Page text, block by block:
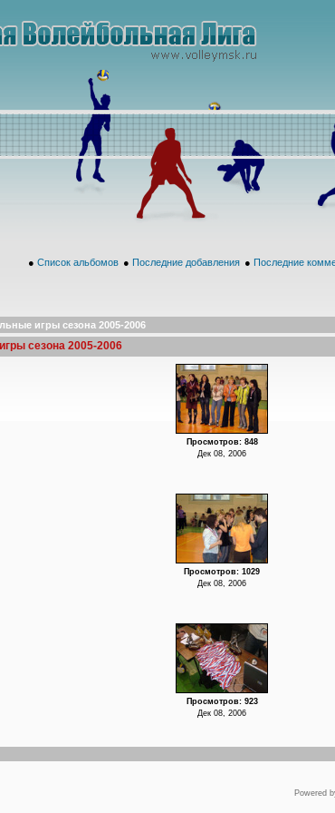
● Список альбомов ● Последние добавления ● Последние
игры сезона 2005-2006
сезона 2005-2006
Просмотров: 848
Дек 08, 2006
Просмотров: 1029
Дек 08, 2006
Просмотров: 923
Дек 08, 2006
Powered